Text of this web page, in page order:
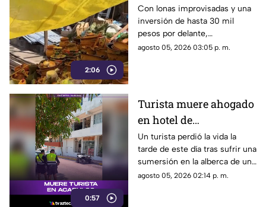
2:06
del Mercado Central de
Acapulco se levantan
tras la explosión
Con lonas improvisadas y una
inversión de hasta 30 mil
pesos por delante,
comerciantes del Mercado
agosto 05, 2026 03:05 p. m.
0:57
Turista muere ahogado
en hotel de
fraccionamiento Las
Playas en Acapulco
Un turista perdió la vida la
tarde de este día tras sufrir una
sumersión en la alberca de un
hospedaje ubicado sobre la
agosto 05, 2026 02:14 p. m.